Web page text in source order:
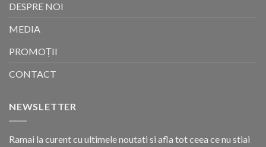
DESPRE NOI
MEDIA
PROMOȚII
CONTACT
NEWSLETTER
Ramai la curent cu ultimele noutati si afla tot ceea ce nu stiai